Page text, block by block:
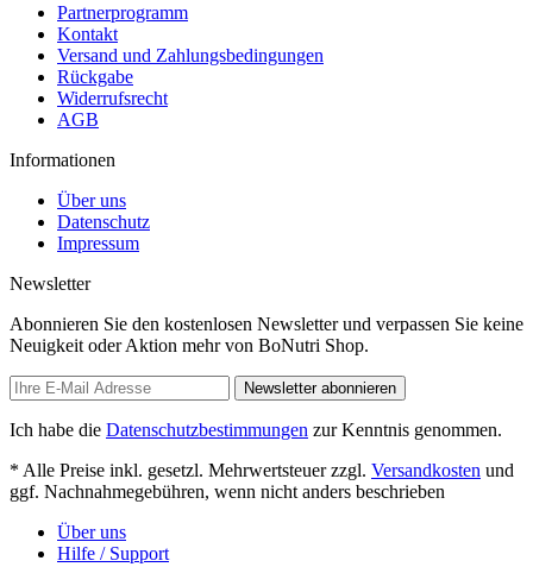
Partnerprogramm
Kontakt
Versand und Zahlungsbedingungen
Rückgabe
Widerrufsrecht
AGB
Informationen
Über uns
Datenschutz
Impressum
Newsletter
Abonnieren Sie den kostenlosen Newsletter und verpassen Sie keine
Neuigkeit oder Aktion mehr von BoNutri Shop.
Newsletter abonnieren
Ich habe die Datenschutzbestimmungen zur Kenntnis genommen.
* Alle Preise inkl. gesetzl. Mehrwertsteuer zzgl. Versandkosten und
ggf. Nachnahmegebühren, wenn nicht anders beschrieben
Über uns
Hilfe / Support